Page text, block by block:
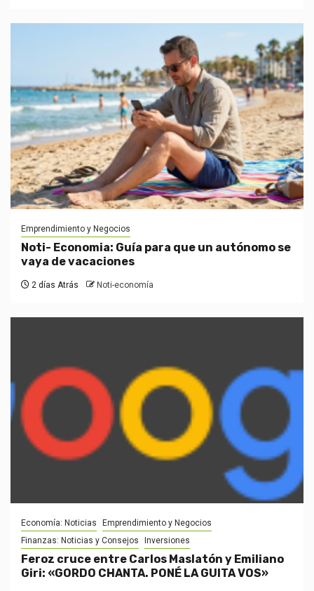
Emprendimiento y Negocios
Noti- Economia: Guía para que un autónomo se
vaya de vacaciones
2 días Atrás Noti-economía
Economía: Noticias
Emprendimiento y Negocios
Finanzas: Noticias y Consejos
Inversiones
Feroz cruce entre Carlos Maslatón y Emiliano
Giri: «GORDO CHANTA. PONÉ LA GUITA VOS»